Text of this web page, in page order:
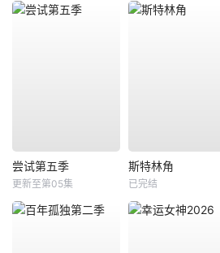
尝试第五季
更新至第05集
斯特林角
已完结